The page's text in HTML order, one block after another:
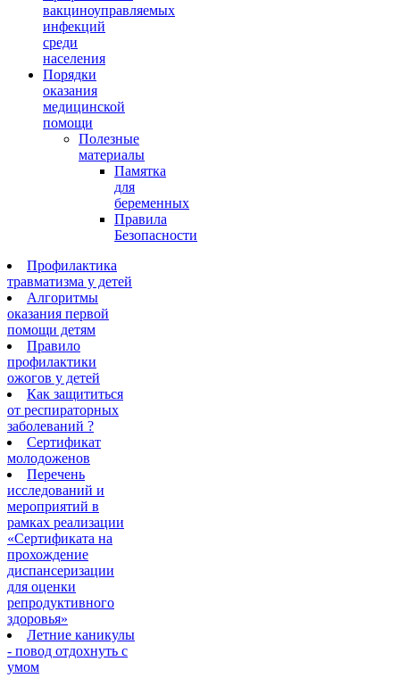
вакциноуправляемых
инфекций
среди
населения
Порядки
оказания
медицинской
помощи
Полезные
материалы
Памятка
для
беременных
Правила
Безопасности
Профилактика
травматизма у детей
Алгоритмы
оказания первой
помощи детям
Правило
профилактики
ожогов у детей
Как защититься
от респираторных
заболеваний ?
Сертификат
молодоженов
Перечень
исследований и
мероприятий в
рамках реализации
«Сертификата на
прохождение
диспансеризации
для оценки
репродуктивного
здоровья»
Летние каникулы
- повод отдохнуть с
умом